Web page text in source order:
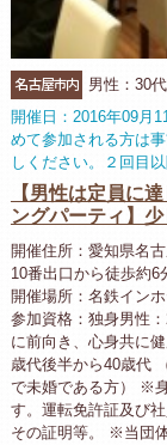
名古屋市内
男性：30
開催日：2016年09月
めて参加される方
しください。２回目
【男性は定員に
ングパーティ】
開催住所：愛知県名
10番出口から徒歩約6
開催場所：名鉄イン
参加資格：独身男性
に前向き、心身共に
歳代後半から40歳代
で未婚である方） ※
す。運転免許証及び
その証明等。 ※当団